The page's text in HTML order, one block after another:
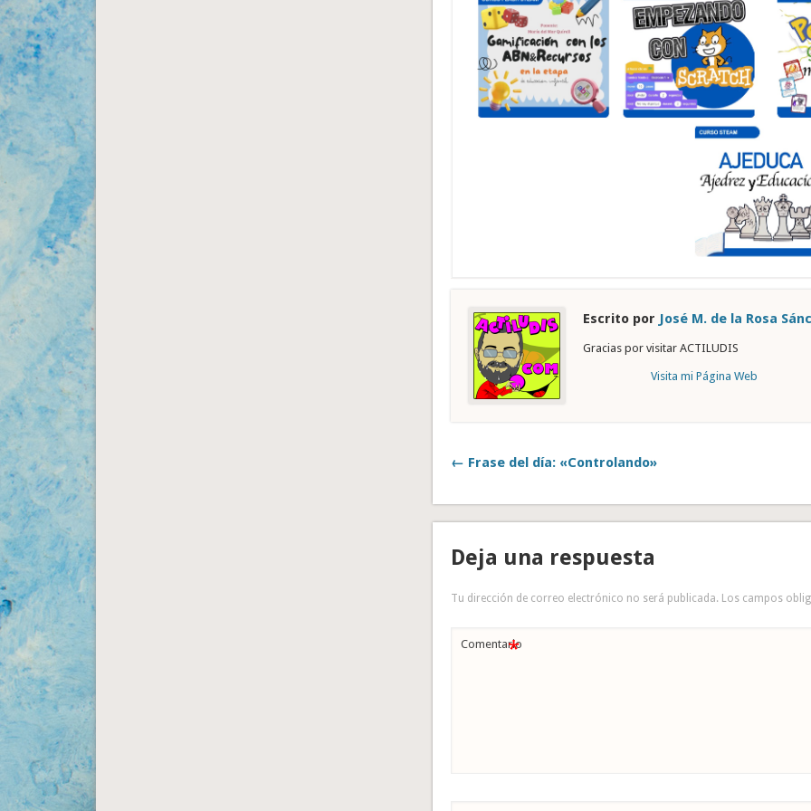
Escrito por José M. de la Rosa
Gracias por visitar ACTILUDIS
Visita mi Página Web
← Frase del día: «Controlando»
Deja una respuesta
Tu dirección de correo electrónico no será publicada. Los campos
Comentario
*